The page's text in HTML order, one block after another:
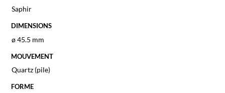
Saphir
DIMENSIONS
ø 45.5 mm
MOUVEMENT
Quartz (pile)
FORME